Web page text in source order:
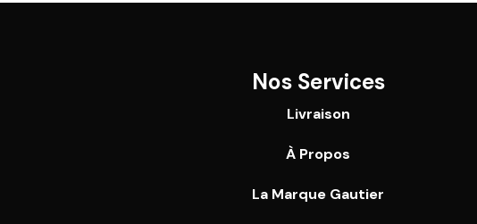
Nos Services
Livraison
À Propos
La Marque Gautier